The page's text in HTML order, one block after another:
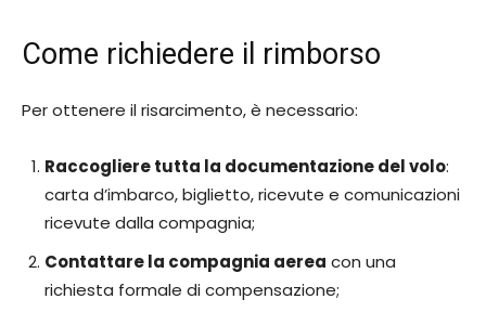
Come richiedere il rimborso
Per ottenere il risarcimento, è necessario:
Raccogliere tutta la documentazione del volo:
carta d’imbarco, biglietto, ricevute e comunicazioni
ricevute dalla compagnia;
Contattare la compagnia aerea con una
richiesta formale di compensazione;